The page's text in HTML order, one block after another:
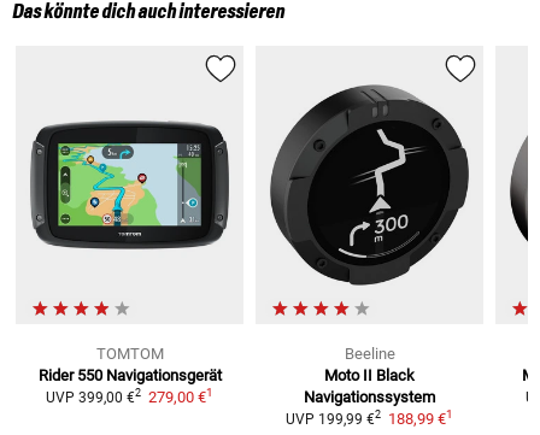
Das könnte dich auch interessieren
TOMTOM
Rider 550 Navigationsgerät
UVP 399,00 €2 279,00 €1
Beeline
Moto II Black
Navigationssystem
UVP 199,99 €2 188,99 €1